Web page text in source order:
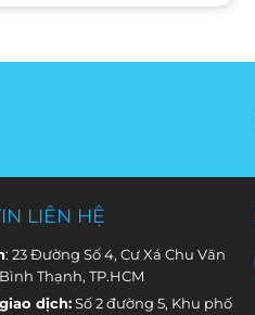
LIÊN HỆ
: 23 Đường Số 4, Cư Xá Chu Văn
Thạnh, TP.HCM
dịch:Số 2 đường 5, Khu phố